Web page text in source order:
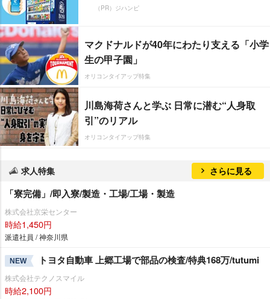
（PR）ジハンピ
マクドナルドが40年にわたり支える「小学
生の甲子園」
オリコンタイアップ特集
川島海荷さんと学ぶ 日常に潜む“人身取
引”のリアル
オリコンタイアップ特集
求人特集 さらに見る
「寮完備」/即入寮/製造・工場/工場・製造
株式会社京栄センター
時給1,450円
派遣社員 / 神奈川県
NEW トヨタ自動車 上郷工場で部品の検査/特典168万/tutumi
株式会社テクノスマイル
時給2,100円